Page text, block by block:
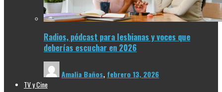
Radios, pódcast para lesbianas y voces que
deberías escuchar en 2026
Amalia Baños, febrero 13, 2026
TV y Cine